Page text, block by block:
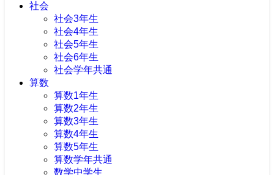
社会
社会3年生
社会4年生
社会5年生
社会6年生
社会学年共通
算数
算数1年生
算数2年生
算数3年生
算数4年生
算数5年生
算数学年共通
数学中学生